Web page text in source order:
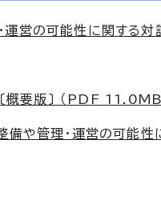
運営の可能性に関する
概要版〕 （PDF 11.0MB
備や管理・運営の可能